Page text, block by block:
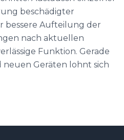
beschädigter
bessere Aufteilung der
nach aktuellen
Funktion. Gerade
Geräten lohnt sich